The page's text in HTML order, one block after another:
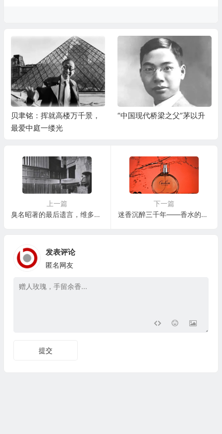
贝聿铭：挥就高楼万千景，
最爱中庭一缕光
“中国现代桥梁之父”茅以升
上一篇
臭名昭著的最后遗言，维多利亚时代的血色车厢
下一篇
迷香沉醉三千年——香水的古今往事
发表评论
匿名网友
提交